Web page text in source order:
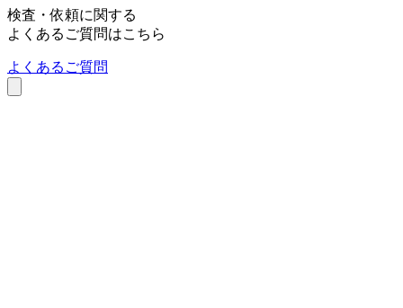
検査・依頼に関する
よくあるご質問はこちら
よくあるご質問